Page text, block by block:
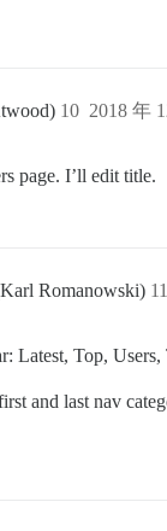
2018 年
10
page. I’ll edit title.
Romanowski) 11
Latest, Top,
and last nav